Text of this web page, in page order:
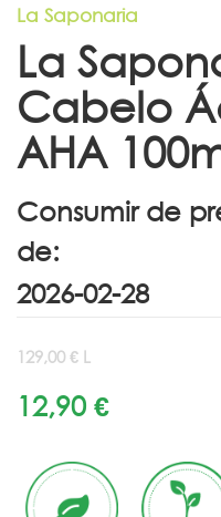
La Saponaria
La
Cabelo
AHA
Consumir de
de:
129,00 € L
12,90 €